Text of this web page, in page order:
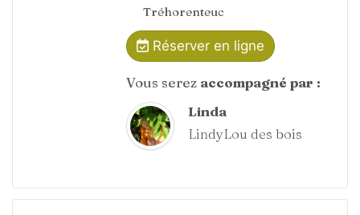
Tréhorenteuc
Réserver en ligne
Vous serez accompagné par :
Linda
LindyLou des bois